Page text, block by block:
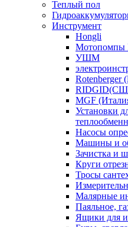
Теплый пол
Инструмент
Hongli
Мотопомпы
УШМ
Rotenberger
MGF
Установки
Насосы
Машины и
Зачистка и
Круги
Тросы
Малярные
Паяльное,
Ящики для